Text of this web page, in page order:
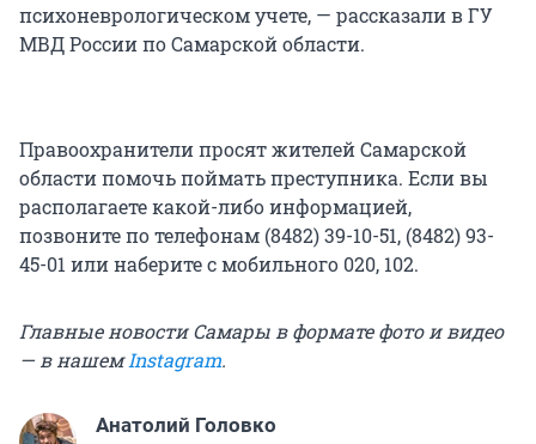
психоневрологическом учете, — рассказали в ГУ
МВД России по Самарской области.
Правоохранители просят жителей Самарской
области помочь поймать преступника. Если вы
располагаете какой-либо информацией,
позвоните по телефонам (8482) 39-10-51, (8482) 93-
45-01 или наберите с мобильного 020, 102.
Главные новости Самары в формате фото и видео
— в нашемInstagram.
Анатолий Головко